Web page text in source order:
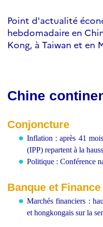
Point d'actualité
hebdomadaire en
Kong, à Taiwan et en
Chine
Conjoncture
Inflation : après 41
(IPP) repartent à la
Politique : Conférence
Banque et Finance
Marchés financiers :
et hongkongais sur la